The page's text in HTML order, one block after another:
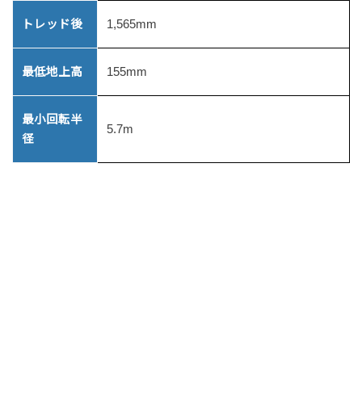
トレッド後 1,565mm
最低地上高 155mm
最小回転半
径
5.7m